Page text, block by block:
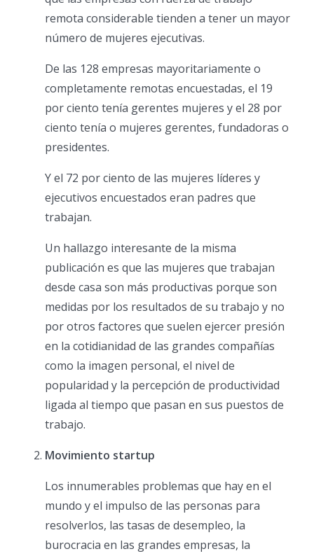
remota considerable tienden a tener un mayor
número de mujeres ejecutivas.
De las 128 empresas mayoritariamente o
completamente remotas encuestadas, el 19
por ciento tenía gerentes mujeres y el 28 por
ciento tenía o mujeres gerentes, fundadoras o
presidentes.
Y el 72 por ciento de las mujeres líderes y
ejecutivos encuestados eran padres que
trabajan.
Un hallazgo interesante de la misma
publicación es que las mujeres que trabajan
desde casa son más productivas porque son
medidas por los resultados de su trabajo y no
por otros factores que suelen ejercer presión
en la cotidianidad de las grandes compañías
como la imagen personal, el nivel de
popularidad y la percepción de productividad
ligada al tiempo que pasan en sus puestos de
trabajo.
Movimiento startup
Los innumerables problemas que hay en el
mundo y el impulso de las personas para
resolverlos, las tasas de desempleo, la
burocracia en las grandes empresas, la